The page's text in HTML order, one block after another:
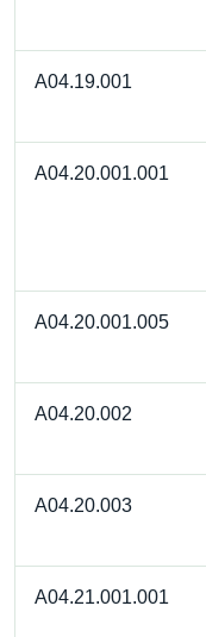
A04.19.001
A04.20.001.001
A04.20.001.005
A04.20.002
A04.20.003
A04.21.001.001